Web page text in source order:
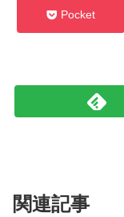
Pocket
関連記事